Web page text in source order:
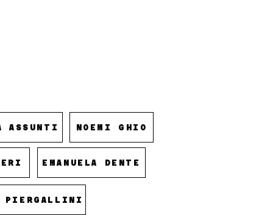
ASSUNTI NOEMI GHIO
EMANUELA DENTE
PIERGALLINI